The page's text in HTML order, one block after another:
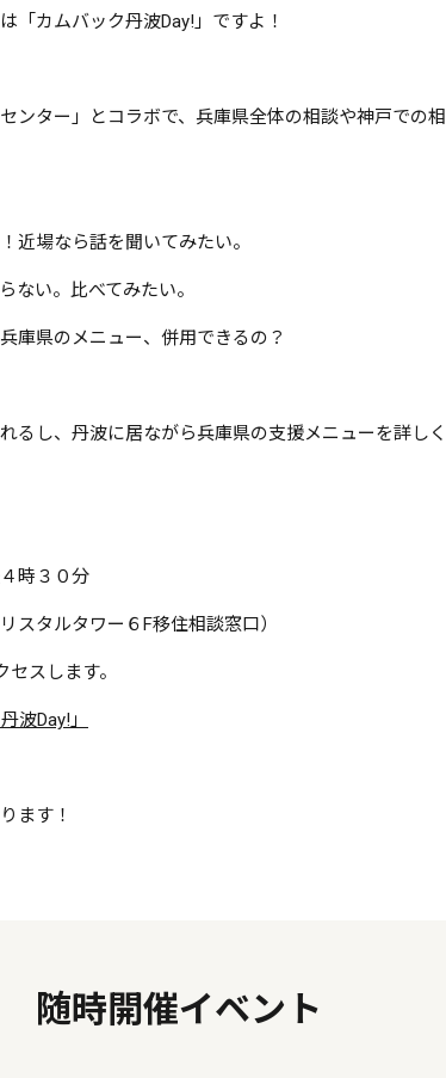
「カムバック丹波Day!」ですよ！
ンター」とコラボで、 兵庫県全体の相談や神戸での
近場なら話を聞いてみたい。
ない。比べてみたい。
庫県のメニュー、併用できるの？
るし、丹波に居ながら兵庫県の支援メニューを詳し
時３０分
スタルタワー６F移住相談窓口）
スします。
波Day!」
ます！
随時開催イベント